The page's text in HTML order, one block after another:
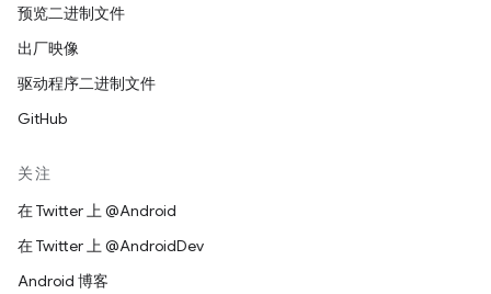
预览二进制文件
出厂映像
驱动程序二进制文件
GitHub
关注
在 Twitter 上 @Android
在 Twitter 上 @AndroidDev
Android 博客